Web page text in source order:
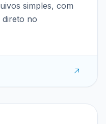
simples, com
no